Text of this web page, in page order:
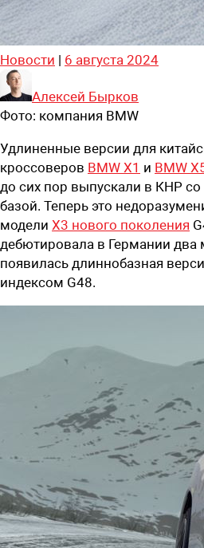
Новости | 6 августа 2024
Алексей Бырков
Фото: компания BMW
Удлиненные версии для
кроссоверов BMW X1 и BMW
до сих пор выпускали в КНР со
базой. Теперь это
модели X3 нового поколения
дебютировала в Германии два
появилась длиннобазная
индексом G48.